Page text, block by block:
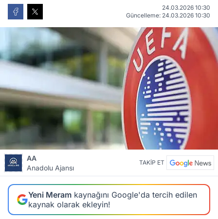
24.03.2026 10:30
Güncelleme: 24.03.2026 10:30
AA
Anadolu Ajansı
TAKİP ET
Yeni Meram kaynağını Google'da tercih edilen
kaynak olarak ekleyin!